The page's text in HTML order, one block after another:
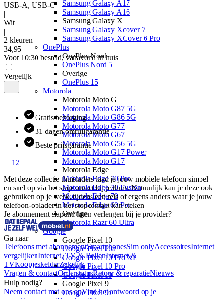
Samsung Galaxy A17
Samsung Galaxy A16
Samsung Galaxy X
Samsung Galaxy Xcover 7
Samsung Galaxy XCover 6 Pro
OnePlus
OnePlus Nord
OnePlus Nord 5
Overige
OnePlus 15
Motorola
Motorola Moto G
Motorola Moto G87 5G
Motorola Moto G86 5G
Motorola Moto G77
Motorola Moto G67
Motorola Moto G56 5G
Motorola Moto G17 Power
Motorola Moto G17
Motorola Edge
Motorola Edge 70 Pro
Motorola Edge 70 Fusion
Motorola Edge 70
Motorola Edge 60 Pro
Overige
Motorola Razr 60 Ultra
Google
Google Pixel 10
Google Pixel 10a
Google Pixel 10 Pro XL
Google Pixel 10 Pro
Google Pixel 10
Google Pixel 9
Google Pixel 9a
USB-A, USB-C
|
Wit
|
2 kleuren
34,95
Voor 10:30 besteld, vanavond in huis
Vergelijk
Gratis bezorging
31 dagen omruilgarantie
Beste prijsgarantie
1 2
Met deze collectie thuisladers laad je jouw mobiele telefoon simpel
en snel op via het stopcontact bij je thuis. Natuurlijk kan je deze ook
gebruiken op je werk, tijdens een reis of ergens anders waar je jouw
telefoon-oplader in het stopcontact kan steken.
Je abonnement slapend laten verlengen bij je provider?
Ga naar
Telefoons met abonnementSmartphonesSim onlyAccessoiresInternet
vergelijkenInternet, TV & BellenInternet &
TVKoopjeskelderZakelijk
Vragen & contactOrderstatusRetour & reparatieNieuws
Hulp nodig?
Neem contact met ons opVind het antwoord op je